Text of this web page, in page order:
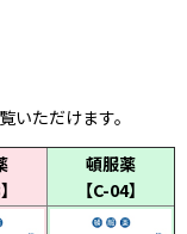
いただけます。
頓服薬
【C-04】